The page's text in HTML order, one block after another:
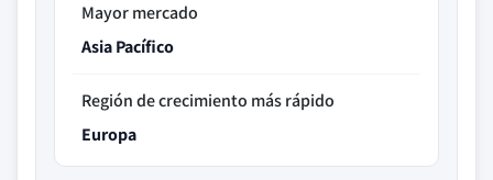
Mayor mercado
Asia Pacífico
Región de crecimiento más rápido
Europa